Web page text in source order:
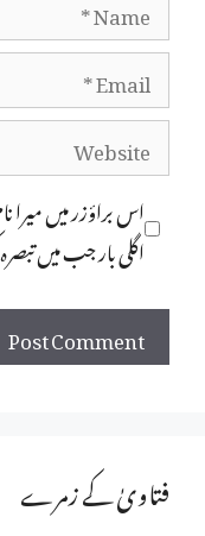
Email
Website
اس براؤزر میں
اگلی بار جب میں
فتاویٰ کے زمرے